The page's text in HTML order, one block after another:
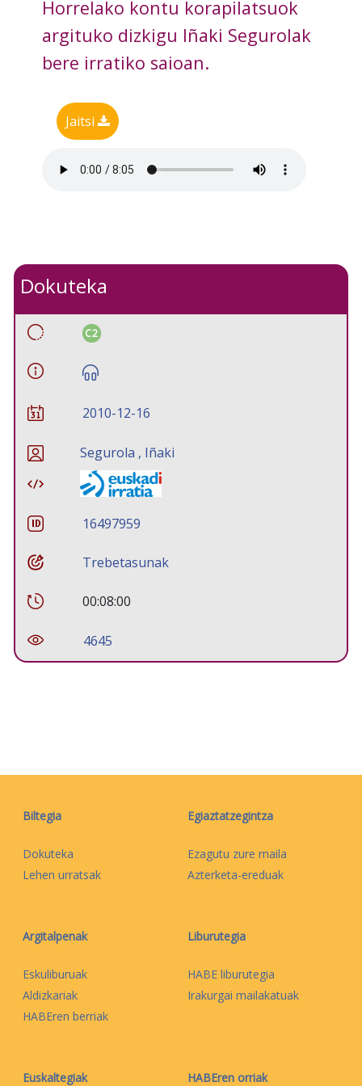
Horrelako kontu korapilatsuok
argituko dizkigu Iñaki Segurolak
bere irratiko saioan.
Jaitsi
Dokuteka
C2
2010-12-16
Segurola , Iñaki
16497959
Trebetasunak
00:08:00
4645
Biltegia
Dokuteka
Lehen urratsak
Egiaztatzegintza
Ezagutu zure maila
Azterketa-ereduak
Argitalpenak
Eskuliburuak
Aldizkariak
HABEren berriak
Liburutegia
HABE liburutegia
Irakurgai mailakatuak
Euskaltegiak HABEren orriak